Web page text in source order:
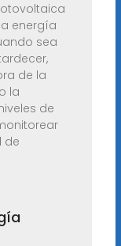
energía
sea
de la
la
de
de